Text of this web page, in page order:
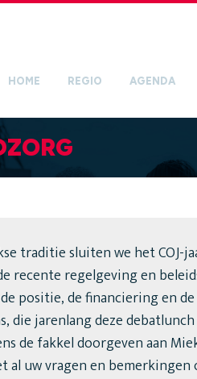
HOME REGIO AGENDA
traditie sluiten we het COJ-
recente regelgeving en
positie, de financiering en
die jarenlang deze
de fakkel doorgeven aan
al uw vragen en